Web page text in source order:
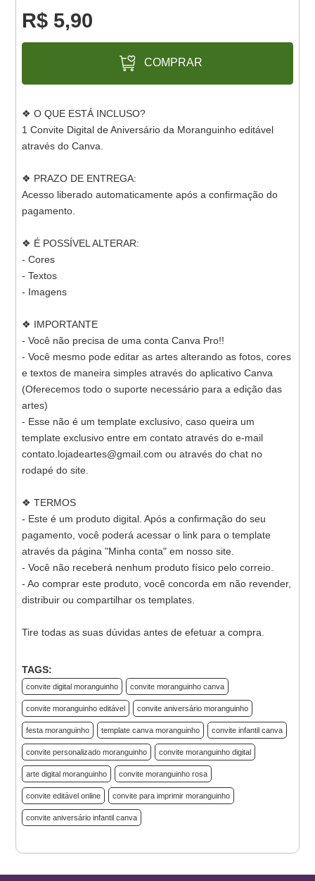
R$ 5,90
COMPRAR
❖ O QUE ESTÁ INCLUSO?
1 Convite Digital de Aniversário da Moranguinho editável
através do Canva.
❖ PRAZO DE ENTREGA:
Acesso liberado automaticamente após a confirmação do
pagamento.
❖ É POSSÍVEL ALTERAR:
- Cores
- Textos
- Imagens
❖ IMPORTANTE
- Você não precisa de uma conta Canva Pro!!
- Você mesmo pode editar as artes alterando as fotos, cores
e textos de maneira simples através do aplicativo Canva
(Oferecemos todo o suporte necessário para a edição das
artes)
- Esse não é um template exclusivo, caso queira um
template exclusivo entre em contato através do e-mail
contato.lojadeartes@gmail.com ou através do chat no
rodapé do site.
❖ TERMOS
- Este é um produto digital. Após a confirmação do seu
pagamento, você poderá acessar o link para o template
através da página "Minha conta" em nosso site.
- Você não receberá nenhum produto físico pelo correio.
- Ao comprar este produto, você concorda em não revender,
distribuir ou compartilhar os templates.
Tire todas as suas dúvidas antes de efetuar a compra.
TAGS:
convite digital moranguinho convite moranguinho canva
convite moranguinho editável convite aniversário moranguinho
festa moranguinho template canva moranguinho convite infantil canva
convite personalizado moranguinho convite moranguinho digital
arte digital moranguinho convite moranguinho rosa
convite editável online convite para imprimir moranguinho
convite aniversário infantil canva